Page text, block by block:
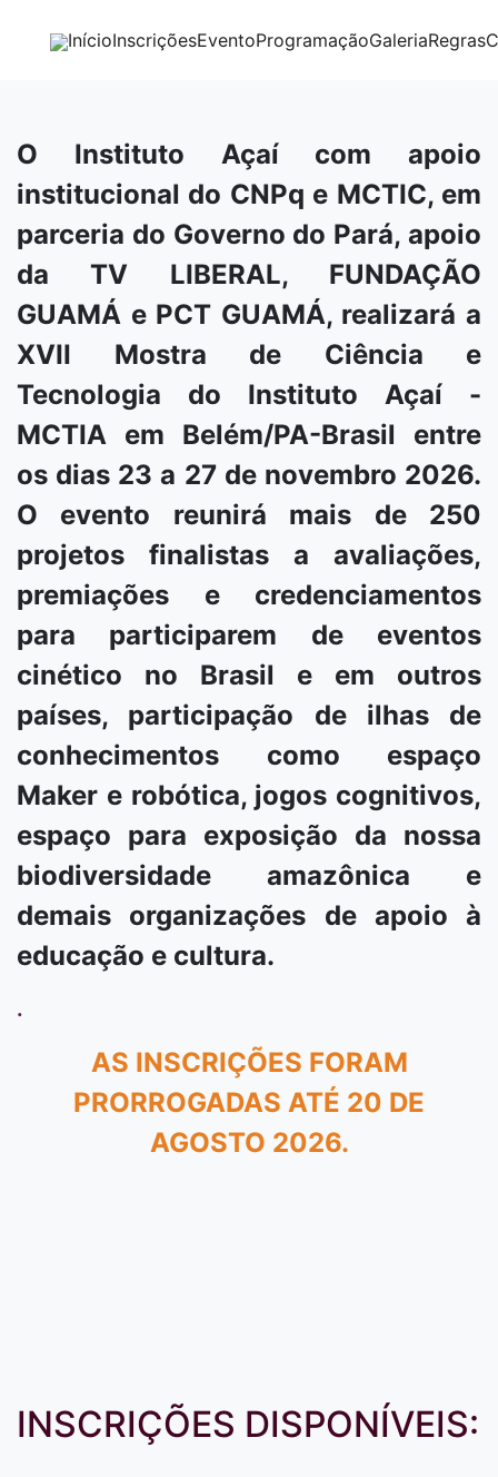
InícioInscriçõesEventoProgramaçãoGaleriaRegras
O Instituto Açaí com apoio
institucional do CNPq e MCTIC, em
parceria do Governo do Pará, apoio
da TV LIBERAL, FUNDAÇÃO
GUAMÁ e PCT GUAMÁ, realizará a
XVII Mostra de Ciência e
Tecnologia do Instituto Açaí -
MCTIA em Belém/PA-Brasil entre
os dias 23 a 27 de novembro 2026.
O evento reunirá mais de 250
projetos finalistas a avaliações,
premiações e credenciamentos
para participarem de eventos
cinético no Brasil e em outros
países, participação de ilhas de
conhecimentos como espaço
Maker e robótica, jogos cognitivos,
espaço para exposição da nossa
biodiversidade amazônica e
demais organizações de apoio à
educação e cultura.
.
AS INSCRIÇÕES FORAM
PRORROGADAS ATÉ 20 DE
AGOSTO 2026.
INSCRIÇÕES DISPONÍVEIS: